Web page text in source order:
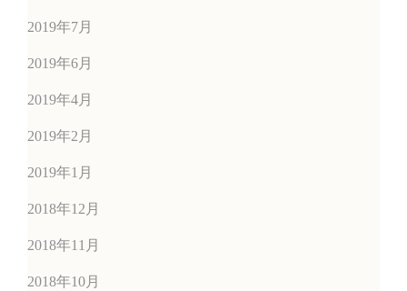
2019年7月
2019年6月
2019年4月
2019年2月
2019年1月
2018年12月
2018年11月
2018年10月